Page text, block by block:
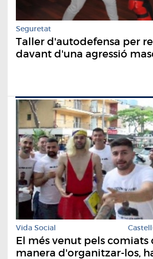
Seguretat
Taller d'autodefensa per
davant d'una agressió
Vida Social
El més venut pels comiats
manera d'organitzar-los,